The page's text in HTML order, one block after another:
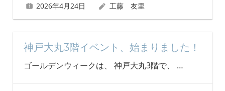
2026年4月24日 工藤 友里
神戸大丸3階イベント、始まりました！
ゴールデンウィークは、 神戸大丸3階で、 …